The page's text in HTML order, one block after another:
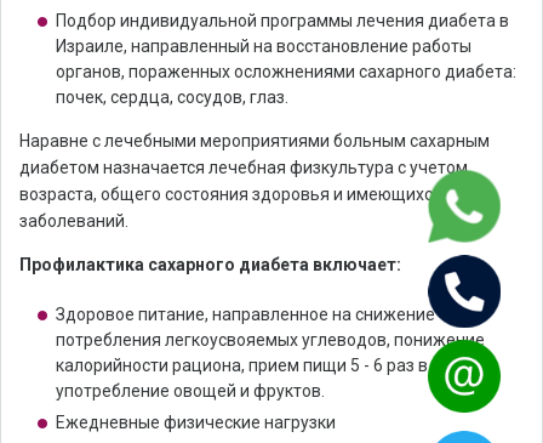
Подбор индивидуальной программы лечения диабета в
Израиле, направленный на восстановление работы
органов, пораженных осложнениями сахарного диабета:
почек, сердца, сосудов, глаз.
Наравне с лечебными мероприятиями больным сахарным
диабетом назначается лечебная физкультура с учетом
возраста, общего состояния здоровья и имеющихся
заболеваний.
Профилактика сахарного диабета включает:
Здоровое питание, направленное на снижение
потребления легкоусвояемых углеводов, понижение
калорийности рациона, прием пищи 5 - 6 раз в сутки,
употребление овощей и фруктов.
Ежедневные физические нагрузки